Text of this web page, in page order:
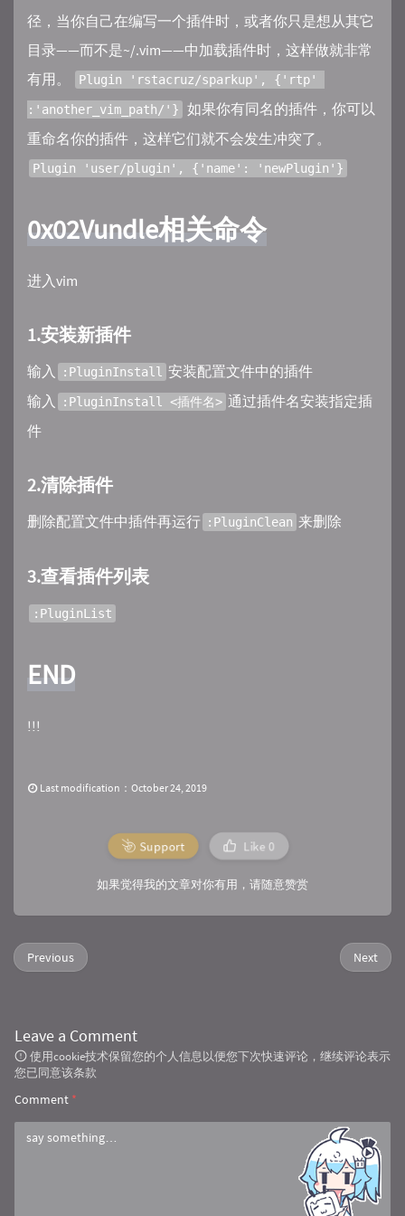
径，当你自己在编写一个插件时，或者你只是想从其它
目录——而不是~/.vim——中加载插件时，这样做就非常
有用。
Plugin 'rstacruz/sparkup', {'rtp'
:'another_vim_path/'}
如果你有同名的插件，你可以
重命名你的插件，这样它们就不会发生冲突了。
Plugin 'user/plugin', {'name': 'newPlugin'}
0x02Vundle相关命令
进入vim
1.安装新插件
输入 :PluginInstall 安装配置文件中的插件
输入
:PluginInstall <插件名> 通过插件名安装指定插
件
2.清除插件
删除配置文件中插件再运行 :PluginClean 来删除
3.查看插件列表
:PluginList
END
!!!
Last modification：October 24, 2019
Support Like0
如果觉得我的文章对你有用，请随意赞赏
Next
Previous
Leave a Comment
使用cookie技术保留您的个人信息以便您下次快速评论，继续评论表示
您已同意该条款
Comment *